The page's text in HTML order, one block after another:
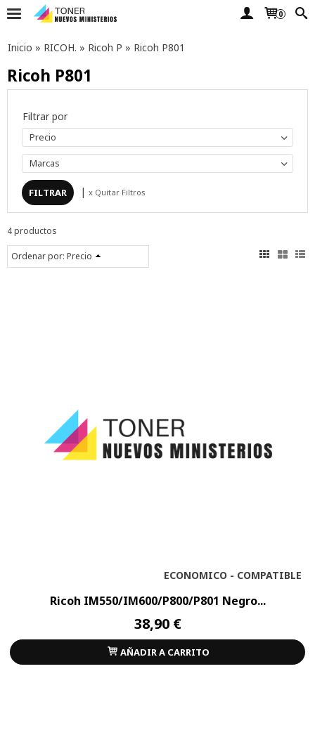
0
Inicio » RICOH. » Ricoh P » Ricoh P801
Ricoh P801
Filtrar por
Precio
Marcas
| x Quitar Filtros
4 productos
Ordenar por: Precio
ECONOMICO - COMPATIBLE
Ricoh IM550/IM600/P800/P801 Negro...
38,90 €
AÑADIR A CARRITO